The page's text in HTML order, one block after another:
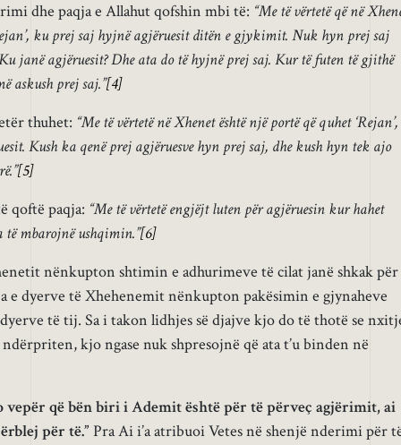
dhe paqja e Allahut qofshin mbi të: “Me të vërtetë që në
ku prej saj hyjnë agjëruesit ditën e gjykimit. Nuk hyn prej saj
janë agjëruesit? Dhe ata do të hyjnë prej saj. Kur të futen të gjithë
askush prej saj.”[4]
thuhet: “Me të vërtetë në Xhenet është një portë që quhet ‘Rejan’,
Kush ka qenë prej agjëruesve hyn prej saj, dhe kush hyn tek ajo
[5]
qoftë paqja: “Me të vërtetë engjëjt luten për agjëruesin kur hahet
mbarojnë ushqimin.”[6]
nënkupton shtimin e adhurimeve të cilat janë shkak për
e dyerve të Xhehenemit nënkupton pakësimin e gjynaheve
të tij. Sa i takon lidhjes së djajve kjo do të thotë se
kjo ngase nuk shpresojnë që ata t’u binden në
vepër që bën biri i Ademit është për të përveç agjërimit, ai
për të.” Pra Ai i’a atribuoi Vetes në shenjë nderimi për